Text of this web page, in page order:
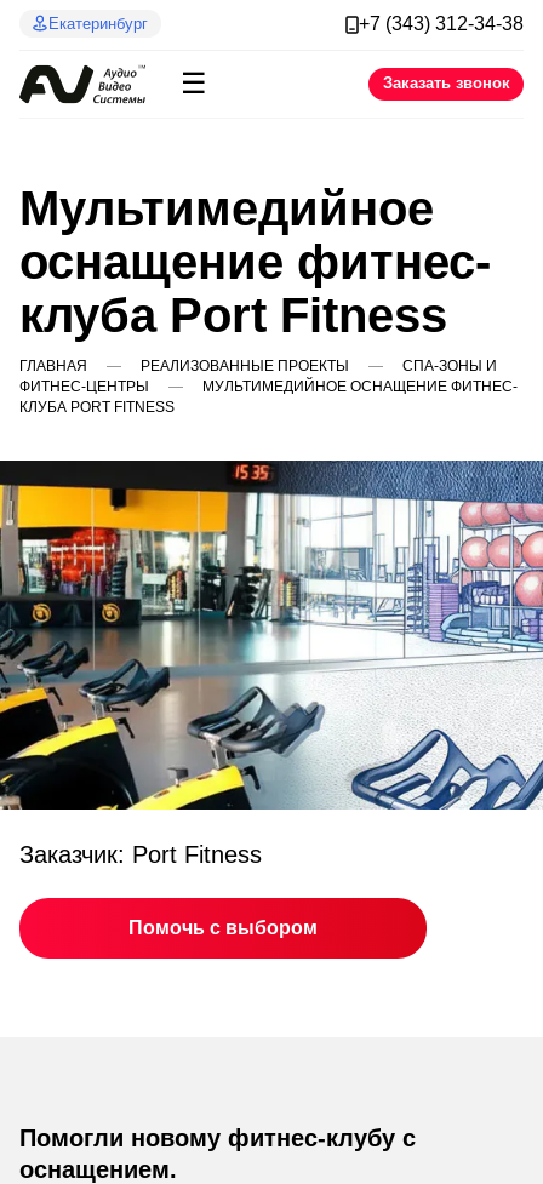
Екатеринбург +7 (343) 312-34-38
☰ Заказать звонок
Мультимедийное
оснащение фитнес-
клуба Port Fitness
ГЛАВНАЯ РЕАЛИЗОВАННЫЕ ПРОЕКТЫ
СПА-ЗОНЫ И
ФИТНЕС-ЦЕНТРЫ
МУЛЬТИМЕДИЙНОЕ ОСНАЩЕНИЕ ФИТНЕС-
КЛУБА PORT FITNESS
Заказчик: Port Fitness
Помочь с выбором
Помогли новому фитнес-клубу с
оснащением.